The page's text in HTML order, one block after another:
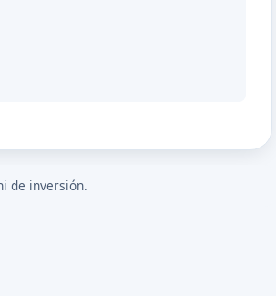
de inversión.